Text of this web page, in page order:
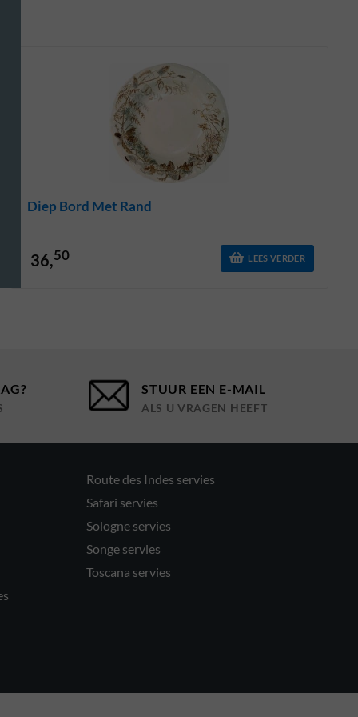
Diep Bord Met Rand
36,50 LEES VERDER
STUUR EEN E-MAIL
ALS U VRAGEN HEEFT
Route des Indes servies
Safari servies
Sologne servies
Songe servies
Toscana servies